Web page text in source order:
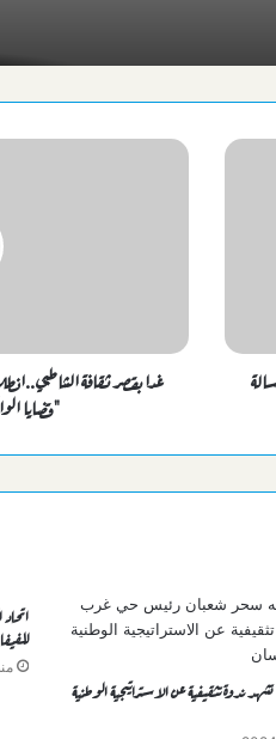
الشريف
السيسي يهنئ
برومانيا
غدا بقصر ثقافة
"قضايا
ندوة تثقيفية عن الاستراتيجية الوطنية
للفيفا
منذ 4